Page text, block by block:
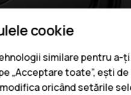
cookie
similare pentru
„Acceptare toate”, ești
oricând setările